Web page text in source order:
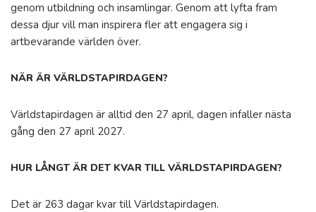
genom utbildning och insamlingar. Genom att lyfta fram
dessa djur vill man inspirera fler att engagera sig i
artbevarande världen över.
NÄR ÄR VÄRLDSTAPIRDAGEN?
Världstapirdagen är alltid den 27 april, dagen infaller nästa
gång den 27 april 2027.
HUR LÅNGT ÄR DET KVAR TILL VÄRLDSTAPIRDAGEN?
Det är 263 dagar kvar till Världstapirdagen.